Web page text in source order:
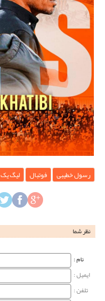
رسول خطیبی فوتبال لیگ یک
نظر شما
نام‌ :
ایمیل :
تلفن :